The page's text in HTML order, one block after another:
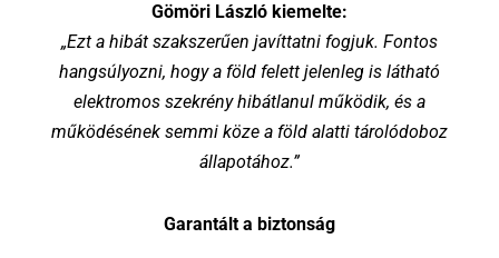
Gömöri László kiemelte:
„Ezt a hibát szakszerűen javíttatni fogjuk. Fontos
hangsúlyozni, hogy a föld felett jelenleg is látható
elektromos szekrény hibátlanul működik, és a
működésének semmi köze a föld alatti tárolódoboz
állapotához.”
Garantált a biztonság